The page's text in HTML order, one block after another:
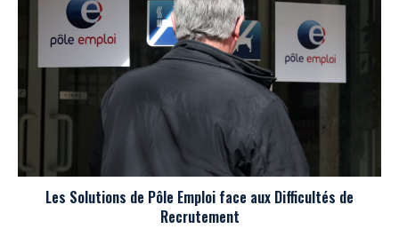
Les Solutions de Pôle Emploi face aux Difficultés de
Recrutement